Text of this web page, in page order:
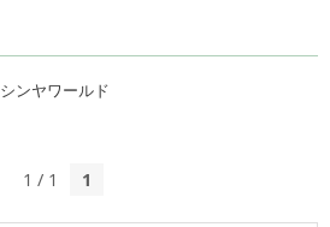
シンヤワールド
1 / 1 1